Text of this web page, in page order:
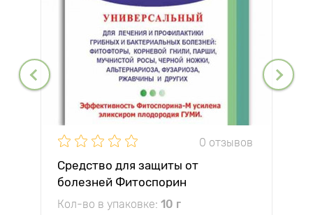
0 отзывов
Средство для защиты от
болезней Фитоспорин
Кол-во в упаковке: 10 г